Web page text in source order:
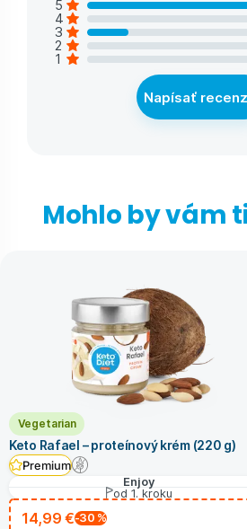
5
4
3
2
1
Napísať
Mohlo by vám
Vegetarian
Keto Rafael – proteínový krém (220 g)
Premium
Enjoy
od 1. kroku
14,99 €-30 %